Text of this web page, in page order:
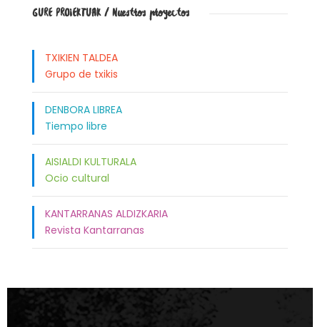
GURE PROIEKTUAK / Nuestros proyectos
TXIKIEN TALDEA
Grupo de txikis
DENBORA LIBREA
Tiempo libre
AISIALDI KULTURALA
Ocio cultural
KANTARRANAS ALDIZKARIA
Revista Kantarranas